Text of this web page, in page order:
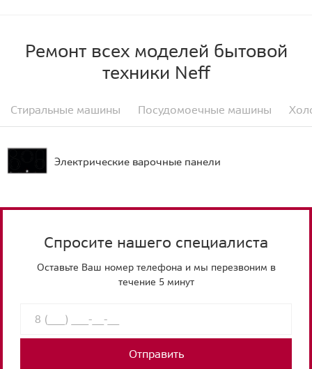
Ремонт всех моделей бытовой
техники Neff
Стиральные машины Посудомоечные машины
Электрические варочные панели
Спросите нашего специалиста
Оставьте Ваш номер телефона и мы перезвоним в
течение 5 минут
Отправить